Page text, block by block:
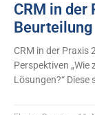
CRM in
Beurteilung
CRM in der Praxis
Perspektiven
Lösungen?“ Diese